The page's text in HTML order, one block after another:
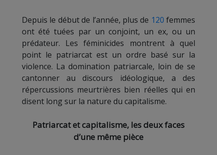
Depuis le début de l’année, plus de 120 femmes
ont été tuées par un conjoint, un ex, ou un
prédateur. Les féminicides montrent à quel
point le patriarcat est un ordre basé sur la
violence. La domination patriarcale, loin de se
cantonner au discours idéologique, a des
répercussions meurtrières bien réelles qui en
disent long sur la nature du capitalisme.
Patriarcat et capitalisme, les deux faces
d’une même pièce